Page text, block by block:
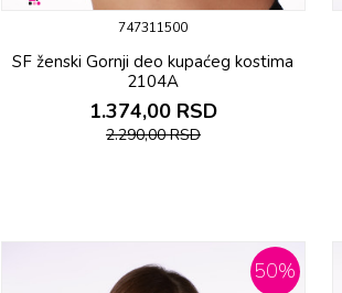
747311500
SF ženski Gornji deo kupaćeg kostima
2104A
1.374,00 RSD
2.290,00RSD
50%